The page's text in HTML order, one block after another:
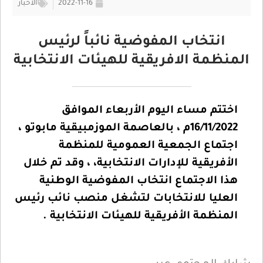
2022-11-16 الأخبار
انتخاب المفوضية نائباً لرئيس
المنظمة الافريقية للهيئات الانتخابية
اختتم مساء اليوم الأربعاء الموافق
16/11/2022م ، بالعاصمة الموزمبيقية مابوتو ،
اجتماع الجمعية العمومية للمنظمة
الأفريقية للإدارات الانتخابية، ، وقد تم خلال
هذا الاجتماع انتخاب المفوضية الوطنية
العليا للانتخابات لتشغل منصب نائب رئيس
المنظمة الأفريقية للهيئات الانتخابية .